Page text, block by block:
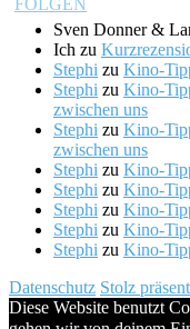
Sven Donner &
Ich zu
Stephi zu Kino-
Stephi zu Kino-
zwischen uns
Stephi zu Kino-
zwischen uns
Stephi zu Kino-
Stephi zu Kino-
Stephi zu Kino-
Stephi zu Kino-
Stephi zu Kino-
Datenschutz Stolz
Diese Website benutzt